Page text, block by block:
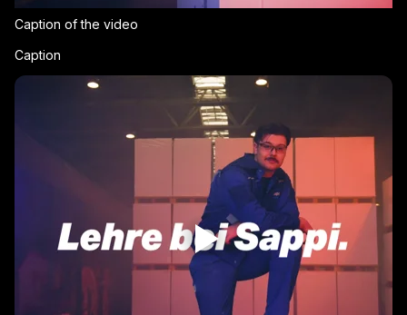
Caption of the video
Caption